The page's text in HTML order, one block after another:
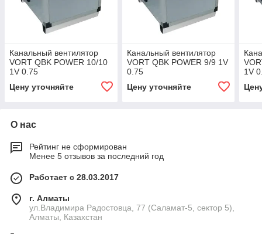
Канальный вентилятор
VORT QBK POWER 10/10
1V 0.75
Цену уточняйте
Канальный вентилятор
VORT QBK POWER 9/9 1V
0.75
Цену уточняйте
1V
О нас
Рейтинг не сформирован
Менее 5 отзывов за последний год
Работает с 28.03.2017
г. Алматы
ул.Владимира Радостовца, 77 (Саламат-5, сектор 5),
Алматы, Казахстан